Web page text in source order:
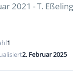
2021 T. Eßeling
1
2. Februar 2025